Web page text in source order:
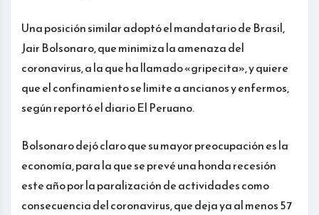
Una posición similar adoptó el mandatario de Brasil,
Jair Bolsonaro, que minimiza la amenaza del
coronavirus, a la que ha llamado «gripecita», y quiere
que el confinamiento se limite a ancianos y enfermos,
según reportó el diario El Peruano.
Bolsonaro dejó claro que su mayor preocupación es la
economía, para la que se prevé una honda recesión
este año por la paralización de actividades como
consecuencia del coronavirus, que deja ya al menos 57